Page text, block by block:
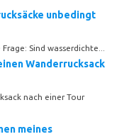
unbedingt
Sind wasserdichte...
Wanderrucksack
nach einer Tour
meines